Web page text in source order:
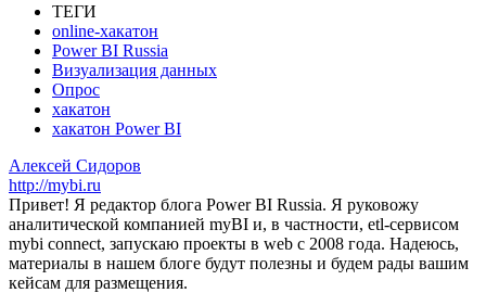
ТЕГИ
online-хакатон
Power BI Russia
Визуализация данных
Опрос
хакатон
хакатон Power BI
Алексей Сидоров
http://mybi.ru
Привет! Я редактор блога Power BI Russia. Я руковожу
аналитической компанией myBI и, в частности, etl-сервисом
mybi connect, запускаю проекты в web с 2008 года. Надеюсь,
материалы в нашем блоге будут полезны и будем рады вашим
кейсам для размещения.